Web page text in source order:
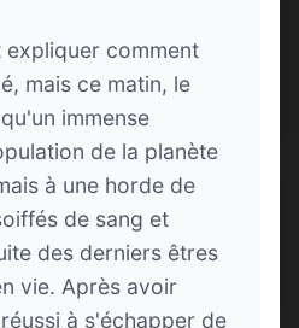
expliquer comment
mais ce matin, le
immense
de la planète
à une horde de
de sang et
des derniers êtres
vie. Après avoir
à s'échapper de